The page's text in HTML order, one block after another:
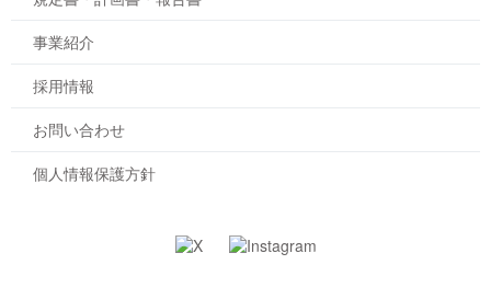
事業紹介
採用情報
お問い合わせ
個人情報保護方針